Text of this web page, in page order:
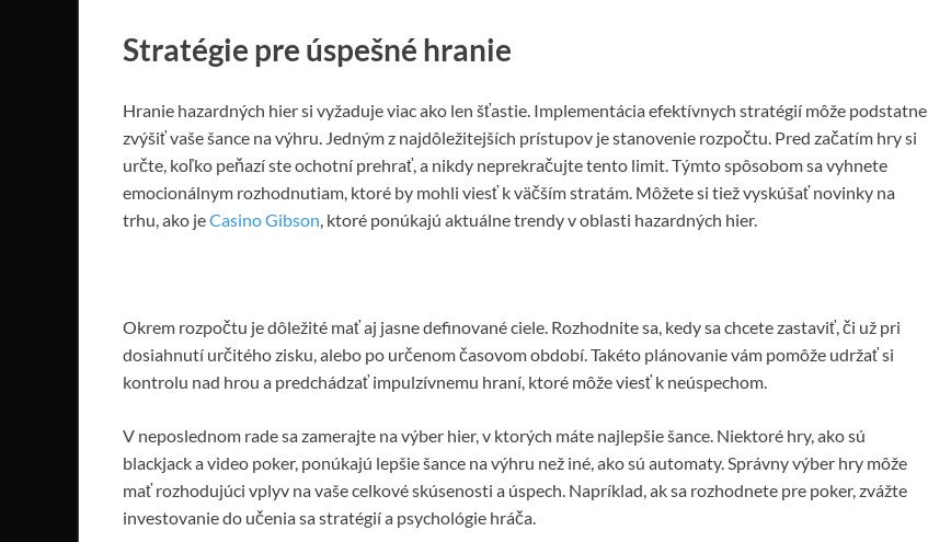
Stratégie pre úspešné hranie
Hranie hazardných hier si vyžaduje viac ako len šťastie. Implementácia efektívnych stratégií môže podstatne
zvýšiť vaše šance na výhru. Jedným z najdôležitejších prístupov je stanovenie rozpočtu. Pred začatím hry si
určte, koľko peňazí ste ochotní prehrať, a nikdy neprekračujte tento limit. Týmto spôsobom sa vyhnete
emocionálnym rozhodnutiam, ktoré by mohli viesť k väčším stratám. Môžete si tiež vyskúšať novinky na
trhu, ako jeCasino Gibson, ktoré ponúkajú aktuálne trendy v oblasti hazardných hier.
Okrem rozpočtu je dôležité mať aj jasne definované ciele. Rozhodnite sa, kedy sa chcete zastaviť, či už pri
dosiahnutí určitého zisku, alebo po určenom časovom období. Takéto plánovanie vám pomôže udržať si
kontrolu nad hrou a predchádzať impulzívnemu hraní, ktoré môže viesť k neúspechom.
V neposlednom rade sa zamerajte na výber hier, v ktorých máte najlepšie šance. Niektoré hry, ako sú
blackjack a video poker, ponúkajú lepšie šance na výhru než iné, ako sú automaty. Správny výber hry môže
mať rozhodujúci vplyv na vaše celkové skúsenosti a úspech. Napríklad, ak sa rozhodnete pre poker, zvážte
investovanie do učenia sa stratégií a psychológie hráča.